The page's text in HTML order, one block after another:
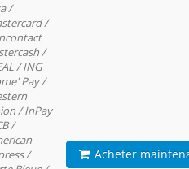
/
/
/
/ ING
Pay /
/ InPay
/
/
Acheter